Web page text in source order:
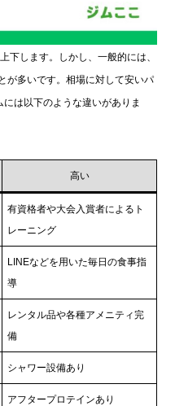
下します。しかし、一般的には、
が多いです。相場に対して安いパ
は以下のような違いがありま
高い
有資格者や大会入賞者によるト
レーニング
LINEなどを用いた毎日の食事指
導
レンタル品や各種アメニティ完
備
シャワー設備あり
アフタープロテインあり